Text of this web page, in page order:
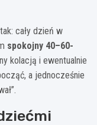
cały dzień w
spokojny 40–60-
kolacją i ewentualnie
a jednocześnie